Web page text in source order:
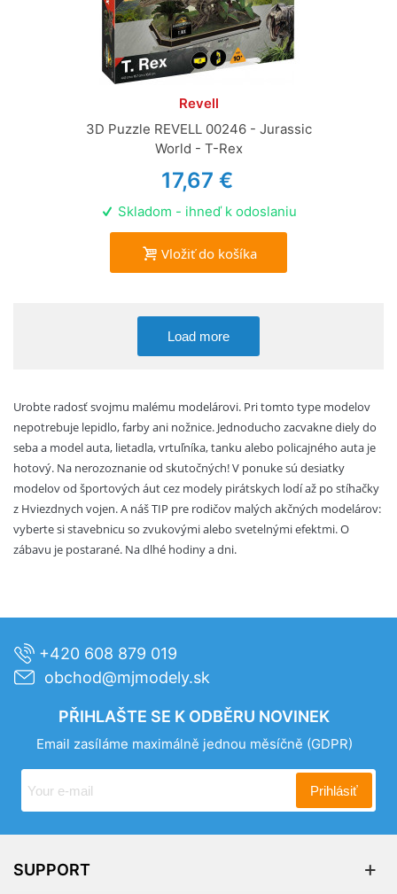
Revell
3D Puzzle REVELL 00246 - Jurassic
World - T-Rex
17,67 €
Skladom - ihneď k odoslaniu
Vložiť do košíka
Load more
Urobte radosť svojmu malému modelárovi. Pri tomto type modelov
nepotrebuje lepidlo, farby ani nožnice. Jednoducho zacvakne diely do
seba a model auta, lietadla, vrtuľníka, tanku alebo policajného auta je
hotový. Na nerozoznanie od skutočných! V ponuke sú desiatky
modelov od športových áut cez modely pirátskych lodí až po stíhačky
z Hviezdnych vojen. A náš TIP pre rodičov malých akčných modelárov:
vyberte si stavebnicu so zvukovými alebo svetelnými efektmi. O
zábavu je postarané. Na dlhé hodiny a dni.
+420 608 879 019
obchod@mjmodely.sk
PŘIHLAŠTE SE K ODBĚRU NOVINEK
Email zasíláme maximálně jednou měsíčně (GDPR)
Prihlásiť
SUPPORT